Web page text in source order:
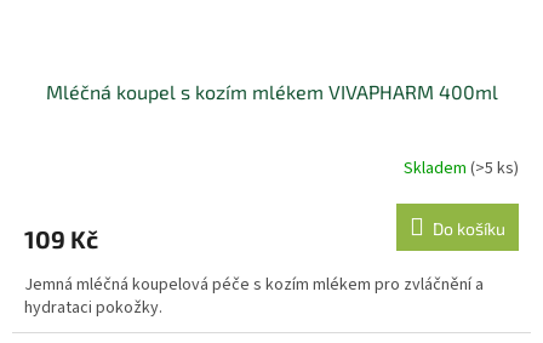
Mléčná koupel s kozím mlékem VIVAPHARM 400ml
Skladem (>5 ks)
109 Kč Do košíku
Jemná mléčná koupelová péče s kozím mlékem pro zvláčnění a
hydrataci pokožky.